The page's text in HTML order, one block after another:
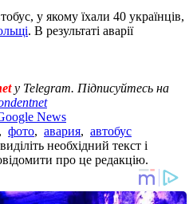
у якому їхали 40 українців,
. В результаті аварії
у Telegram. Підписуйтесь на
News
, фото, авария, автобус
необхідний текст і
про це редакцію.